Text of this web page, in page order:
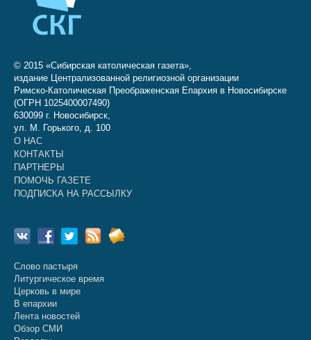
© 2015 «Сибирская католическая газета»,
издание Централизованной религиозной организации
Римско-Католическая Преображенская Епархия в Новосибирске
(ОГРН 1025400007490)
630099 г. Новосибирск,
ул. М. Горького, д. 100
О НАС
КОНТАКТЫ
ПАРТНЕРЫ
ПОМОЧЬ ГАЗЕТЕ
ПОДПИСКА НА РАССЫЛКУ
Слово пастыря
Литургическое время
Церковь в мире
В епархии
Лента новостей
Обзор СМИ